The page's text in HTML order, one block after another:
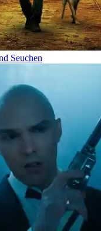
Seuchen